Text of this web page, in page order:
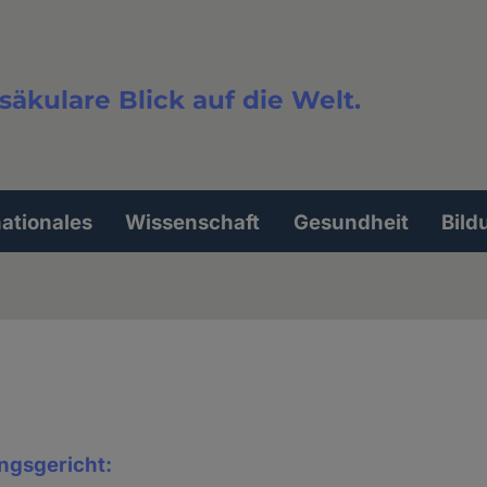
Blick auf die Welt.
Wissenschaft Gesundheit